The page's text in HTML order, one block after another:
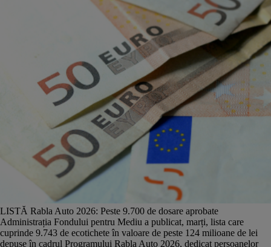
LISTĂ Rabla Auto 2026: Peste 9.700 de dosare aprobate
Administrația Fondului pentru Mediu a publicat, marți, lista care
cuprinde 9.743 de ecotichete în valoare de peste 124 milioane de lei
depuse în cadrul Programului Rabla Auto 2026, dedicat persoanelor